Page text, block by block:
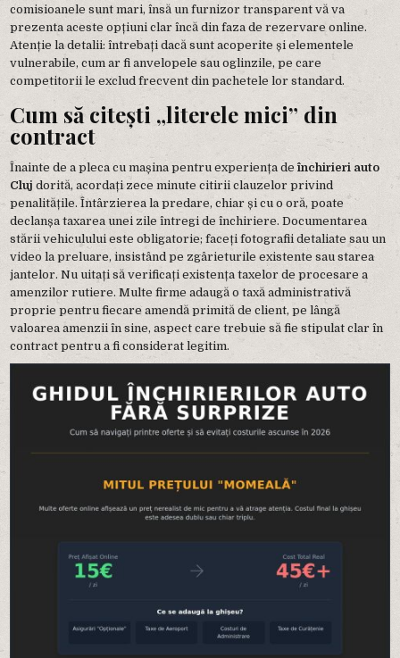
comisioanele sunt mari, însă un furnizor transparent vă va
prezenta aceste opțiuni clar încă din faza de rezervare online.
Atenție la detalii: întrebați dacă sunt acoperite și elementele
vulnerabile, cum ar fi anvelopele sau oglinzile, pe care
competitorii le exclud frecvent din pachetele lor standard.
Cum să citești „literele mici” din
contract
Înainte de a pleca cu mașina pentru experiența deînchirieri auto
Cluj dorită, acordați zece minute citirii clauzelor privind
penalitățile. Întârzierea la predare, chiar și cu o oră, poate
declanșa taxarea unei zile întregi de închiriere. Documentarea
stării vehiculului este obligatorie; faceți fotografii detaliate sau un
video la preluare, insistând pe zgârieturile existente sau starea
jantelor. Nu uitați să verificați existența taxelor de procesare a
amenzilor rutiere. Multe firme adaugă o taxă administrativă
proprie pentru fiecare amendă primită de client, pe lângă
valoarea amenzii în sine, aspect care trebuie să fie stipulat clar în
contract pentru a fi considerat legitim.